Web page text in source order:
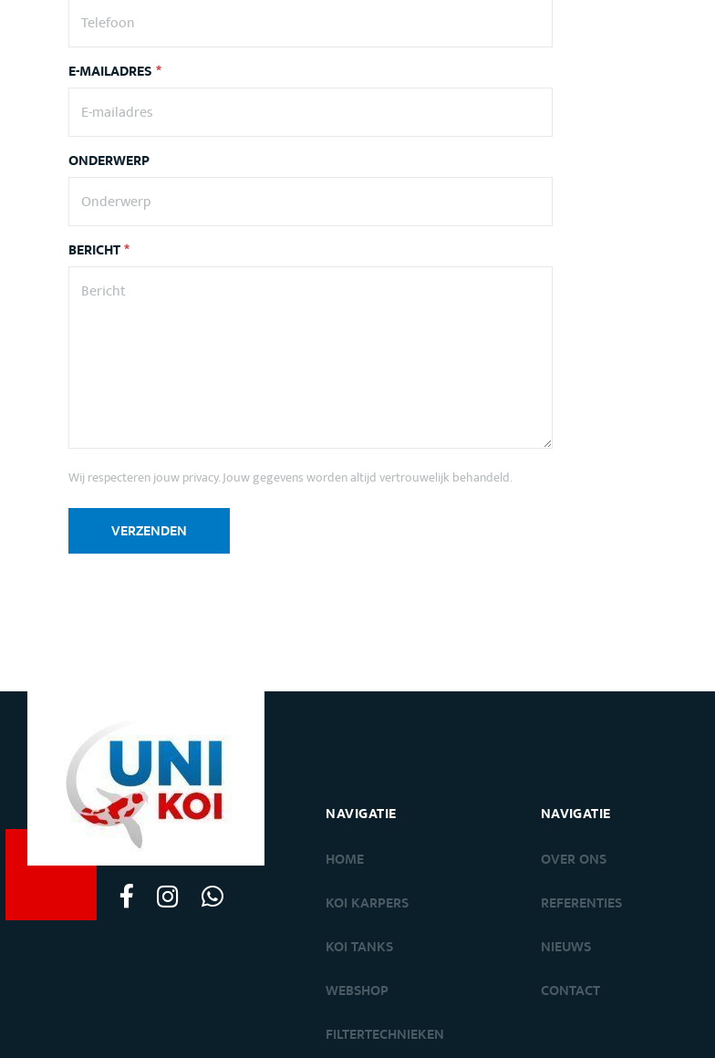
E-MAILADRES*
ONDERWERP
BERICHT*
Wij respecteren jouw privacy. Jouw gegevens worden altijd vertrouwelijk behandeld.
VERZENDEN
NAVIGATIE
HOME
KOI KARPERS
KOI TANKS
WEBSHOP
FILTERTECHNIEKEN
NAVIGATIE
OVER ONS
REFERENTIES
NIEUWS
CONTACT